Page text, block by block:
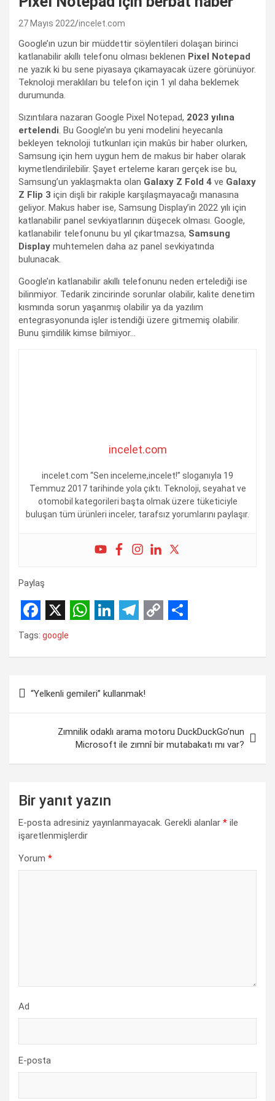
27 Mayıs 2022 incelet.com
Google’ın uzun bir müddettir söylentileri dolaşan birinci
katlanabilir akıllı telefonu olması beklenen Pixel Notepad
ne yazık ki bu sene piyasaya çıkamayacak üzere görünüyor.
Teknoloji meraklıları bu telefon için 1 yıl daha beklemek
durumunda.
Sızıntılara nazaran Google Pixel Notepad, 2023 yılına
ertelendi. Bu Google’ın bu yeni modelini heyecanla
bekleyen teknoloji tutkunları için makûs bir haber olurken,
Samsung için hem uygun hem de makus bir haber olarak
kıymetlendirilebilir. Şayet erteleme kararı gerçek ise bu,
Samsung’un yaklaşmakta olan Galaxy Z Fold 4 ve Galaxy
Z Flip 3 için dişli bir rakiple karşılaşmayacağı manasına
geliyor. Makus haber ise, Samsung Display’in 2022 yılı için
katlanabilir panel sevkiyatlarının düşecek olması. Google,
katlanabilir telefonunu bu yıl çıkartmazsa, Samsung
Display muhtemelen daha az panel sevkiyatında
bulunacak.
Google’ın katlanabilir akıllı telefonunu neden ertelediği ise
bilinmiyor. Tedarik zincirinde sorunlar olabilir, kalite denetim
kısmında sorun yaşanmış olabilir ya da yazılım
entegrasyonunda işler istendiği üzere gitmemiş olabilir.
Bunu şimdilik kimse bilmiyor…
incelet.com
incelet.com “Sen inceleme,incelet!” sloganıyla 19
Temmuz 2017 tarihinde yola çıktı. Teknoloji, seyahat ve
otomobil kategorileri başta olmak üzere tüketiciyle
buluşan tüm ürünleri inceler, tarafsız yorumlarını paylaşır.
Paylaş
F
e
b
k
X
t
s
A
p
p
k
e
d
I
n
e
g
r
a
m
y
L
i
n
k
e
Tags: google
Yazı
gezinmesi
“Yelkenli gemileri” kullanmak!
Zımnilik odaklı arama motoru DuckDuckGo’nun
Microsoft ile zımnî bir mutabakatı mı var?
Bir yanıt yazın
E-posta adresiniz yayınlanmayacak. Gerekli alanlar * ile
işaretlenmişlerdir
Yorum *
Ad
E-posta